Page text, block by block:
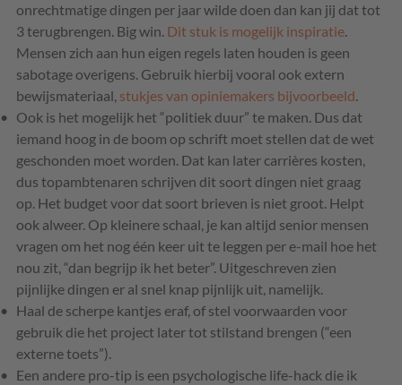
onrechtmatige dingen per jaar wilde doen dan kan jij dat tot
3 terugbrengen. Big win. Dit stuk is mogelijk inspiratie.
Mensen zich aan hun eigen regels laten houden is geen
sabotage overigens. Gebruik hierbij vooral ook extern
bewijsmateriaal, stukjes van opiniemakers bijvoorbeeld.
Ook is het mogelijk het “politiek duur” te maken. Dus dat
iemand hoog in de boom op schrift moet stellen dat de wet
geschonden moet worden. Dat kan later carrières kosten,
dus topambtenaren schrijven dit soort dingen niet graag
op. Het budget voor dat soort brieven is niet groot. Helpt
ook alweer. Op kleinere schaal, je kan altijd senior mensen
vragen om het nog één keer uit te leggen per e-mail hoe het
nou zit, “dan begrijp ik het beter”. Uitgeschreven zien
pijnlijke dingen er al snel knap pijnlijk uit, namelijk.
Haal de scherpe kantjes eraf, of stel voorwaarden voor
gebruik die het project later tot stilstand brengen (“een
externe toets”).
Een andere pro-tip is een psychologische life-hack die ik